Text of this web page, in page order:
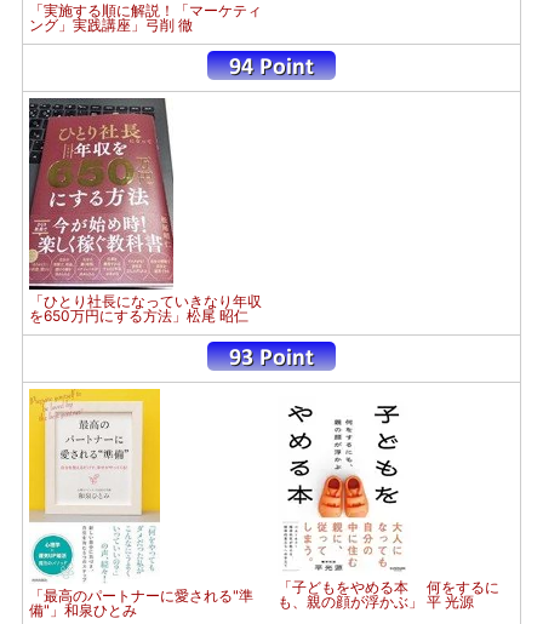
「実施する順に解説！「マーケティ
ング」実践講座」弓削 徹
「ひとり社長になっていきなり年収
を650万円にする方法」松尾 昭仁
「最高のパートナーに愛される"準
備"」和泉ひとみ
「子どもをやめる本 何をするに
も、親の顔が浮かぶ」 平 光源